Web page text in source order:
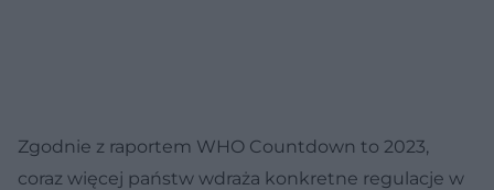
Zgodnie z raportem WHO Countdown to 2023,
coraz więcej państw wdraża konkretne regulacje w